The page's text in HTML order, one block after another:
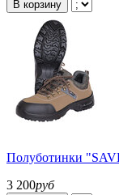
В корзину
Полуботинки
3 200руб